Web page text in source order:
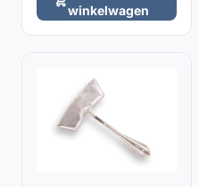
winkelwagen